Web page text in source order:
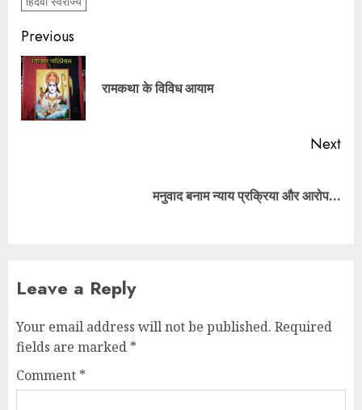
Previous
रामकथा के विविध आयाम
Next
मनुवाद बनाम न्याय प्रक्रिया और आरोप…
Leave a Reply
Your email address will not be published. Required
fields are marked *
Comment *